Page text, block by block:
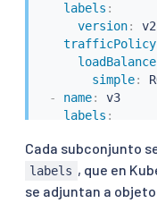
labels :
version:
v2
trafficPolicy
simple:
-
name:
v3
labels :
Cada subconjunto
labels , que en
se adjuntan a